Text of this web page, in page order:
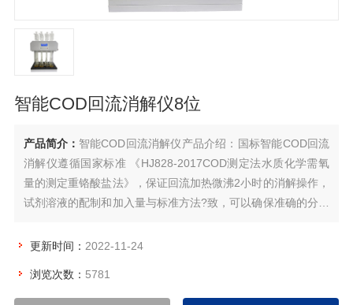
智能COD回流消解仪8位
产品简介： 智能COD回流消解仪产品介绍：国标智能COD回流
消解仪遵循国家标准 《HJ828-2017COD测定法水质化学需氧
量的测定重铬酸盐法》，保证回流加热微沸2小时的消解操作，
试剂溶液的配制和加入量与标准方法?致，可以确保准确的分析
更新时间： 2022-11-24
浏览次数： 5781